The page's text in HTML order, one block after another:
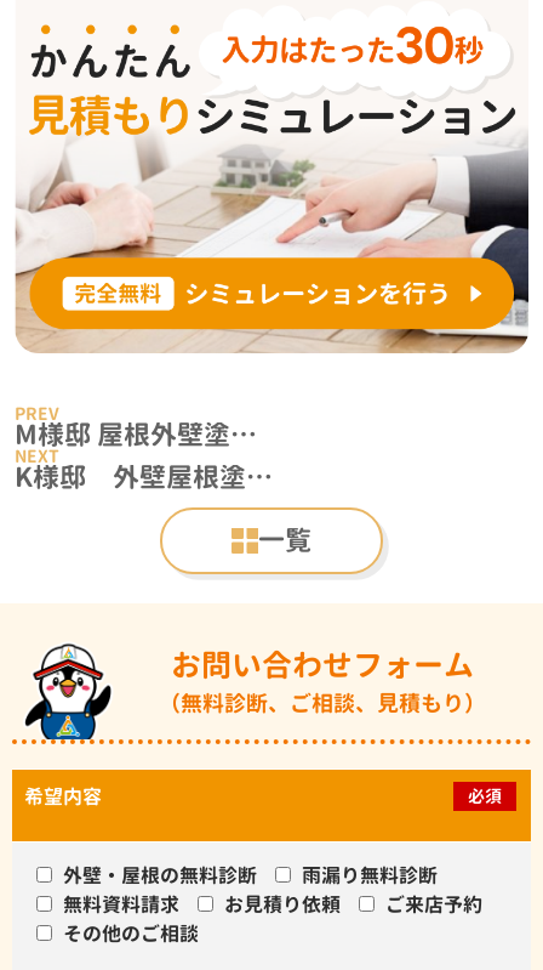
M様邸 屋根外壁塗装事例
一覧
K様邸 外壁屋根塗装事例
お問い合わせフォーム
（無料診断、ご相談、見積もり）
希望内容 必須
外壁・屋根の無料診断
雨漏り無料診断
無料資料請求
お見積り依頼
ご来店予約
その他のご相談